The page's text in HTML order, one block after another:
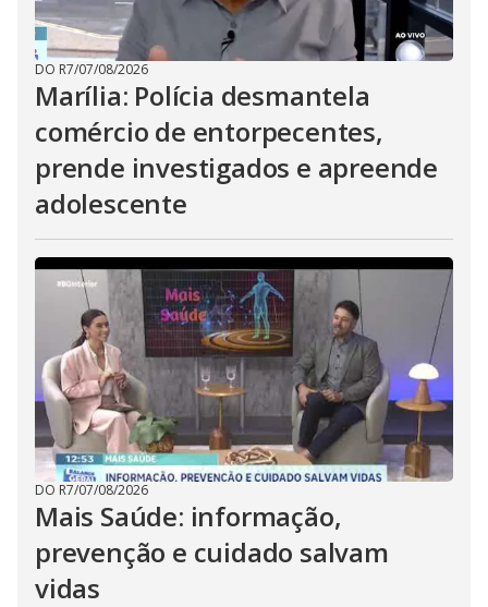
DO R7/07/08/2026
Marília: Polícia desmantela
comércio de entorpecentes,
prende investigados e apreende
adolescente
DO R7/07/08/2026
Mais Saúde: informação,
prevenção e cuidado salvam
vidas